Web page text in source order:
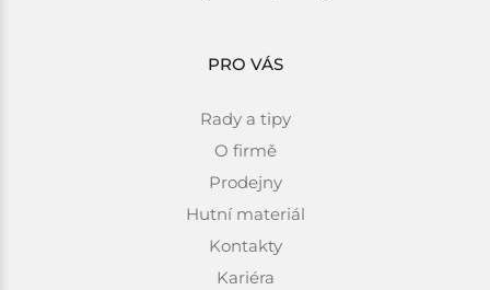
PRO VÁS
Rady a tipy
O firmě
Prodejny
Hutní materiál
Kontakty
Kariéra